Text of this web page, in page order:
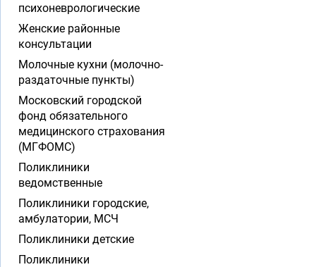
психоневрологические
Женские районные
консультации
Молочные кухни (молочно-
раздаточные пункты)
Московский городской
фонд обязательного
медицинского страхования
(МГФОМС)
Поликлиники
ведомственные
Поликлиники городские,
амбулатории, МСЧ
Поликлиники детские
Поликлиники